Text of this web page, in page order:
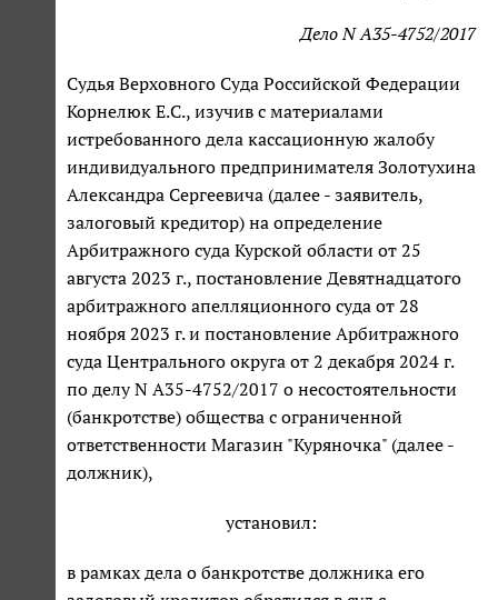
Дело N А35-4752/2017
Судья Верховного Суда Российской Федерации
Корнелюк Е.С., изучив с материалами
истребованного дела кассационную жалобу
индивидуального предпринимателя Золотухина
Александра Сергеевича (далее - заявитель,
залоговый кредитор) на определение
Арбитражного суда Курской области от 25
августа 2023 г., постановление Девятнадцатого
арбитражного апелляционного суда от 28
ноября 2023 г. и постановление Арбитражного
суда Центрального округа от 2 декабря 2024 г.
по делу N А35-4752/2017 о несостоятельности
(банкротстве) общества с ограниченной
ответственности Магазин "Куряночка" (далее -
должник),
установил:
в рамках дела о банкротстве должника его